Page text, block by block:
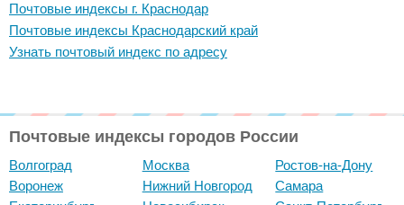
Почтовые индексы г. Краснодар
Почтовые индексы Краснодарский край
Узнать почтовый индекс по адресу
Почтовые индексы городов России
Волгоград
Воронеж
Москва
Нижний Новгород
Ростов-на-Дону
Самара